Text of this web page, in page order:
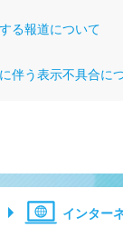
る報道について
伴う表示不具合に
インター